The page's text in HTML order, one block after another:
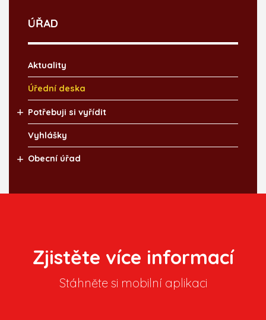
ÚŘAD
Aktuality
Úřední deska
Potřebuji si vyřídit
Vyhlášky
Obecní úřad
Zjistěte více informací
Stáhněte si mobilní aplikaci